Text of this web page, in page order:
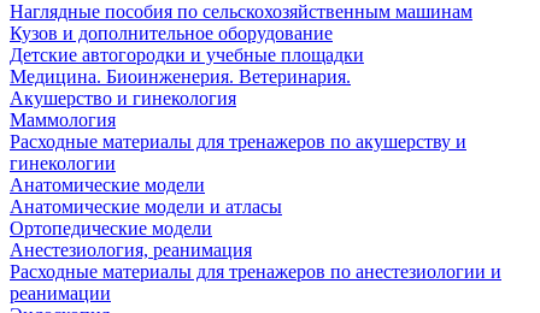
Наглядные пособия по сельскохозяйственным машинам
Кузов и дополнительное оборудование
Детские автогородки и учебные площадки
Медицина. Биоинженерия. Ветеринария.
Акушерство и гинекология
Маммология
Расходные материалы для тренажеров по акушерству и
гинекологии
Анатомические модели
Анатомические модели и атласы
Ортопедические модели
Анестезиология, реанимация
Расходные материалы для тренажеров по анестезиологии и
реанимации